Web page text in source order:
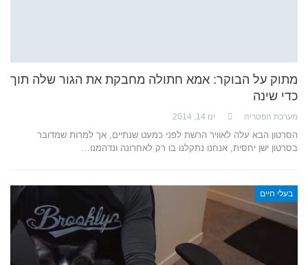
מתוק על הבוקר: אמא חתולה מחבקת את הגור שלה תוך
כדי שינה
מערכת הפטריה ינו 14, 2014
הסרטון הבא עלה לאוויר הרשת לפני כמעט שנתיים, אך למרות שמדובר
בסרטון ישן יחסית, אנחנו נתקלנו בו רק לאחרונה ונדהמנו…
בעלי חיים